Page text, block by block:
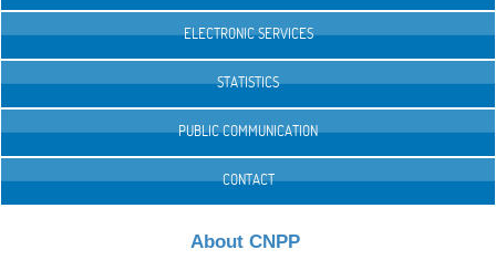
ELECTRONIC SERVICES
STATISTICS
PUBLIC COMMUNICATION
CONTACT
About CNPP